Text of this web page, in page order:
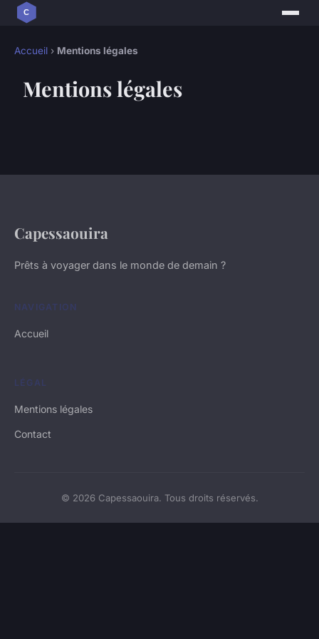
Accueil › Mentions légales
Mentions légales
Capessaouira
Prêts à voyager dans le monde de demain ?
NAVIGATION
Accueil
LÉGAL
Mentions légales
Contact
© 2026 Capessaouira. Tous droits réservés.